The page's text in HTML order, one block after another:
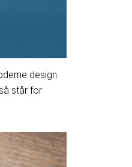
design.
står for